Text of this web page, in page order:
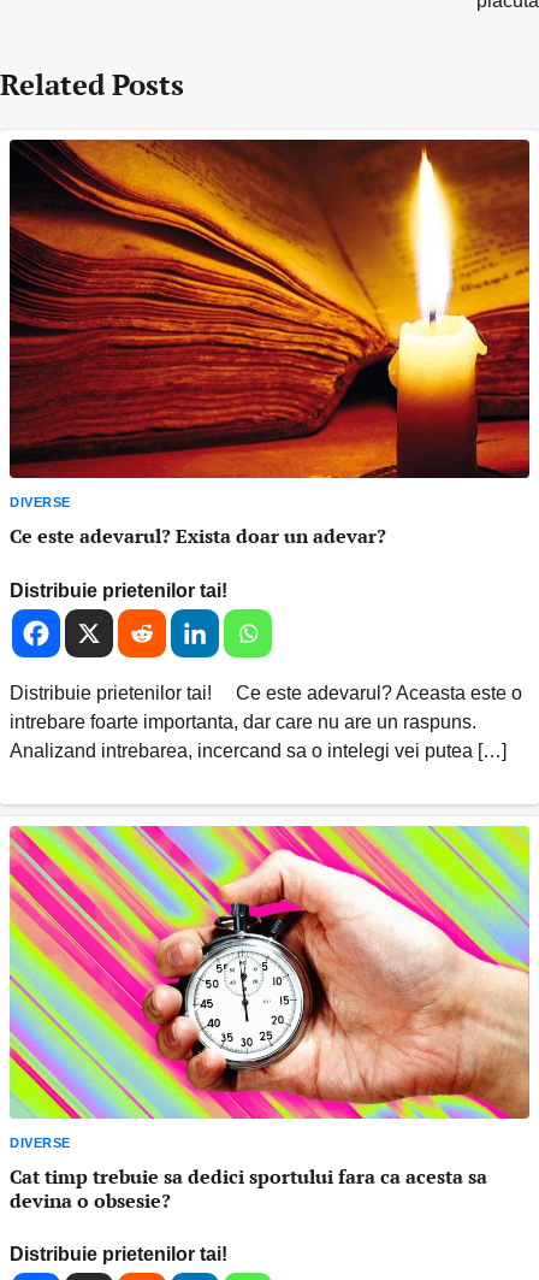
Related Posts
DIVERSE
Ce este adevarul? Exista doar un adevar?
Distribuie prietenilor tai!
Distribuie prietenilor tai! Ce este adevarul? Aceasta este o
intrebare foarte importanta, dar care nu are un raspuns.
Analizand intrebarea, incercand sa o intelegi vei putea […]
DIVERSE
Cat timp trebuie sa dedici sportului fara ca acesta sa
devina o obsesie?
Distribuie prietenilor tai!